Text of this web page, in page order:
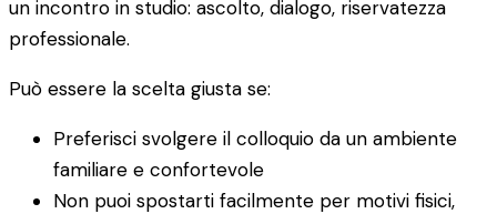
un incontro in studio: ascolto, dialogo, riservatezza
professionale.
Può essere la scelta giusta se:
Preferisci svolgere il colloquio da un ambiente
familiare e confortevole
Non puoi spostarti facilmente per motivi fisici,